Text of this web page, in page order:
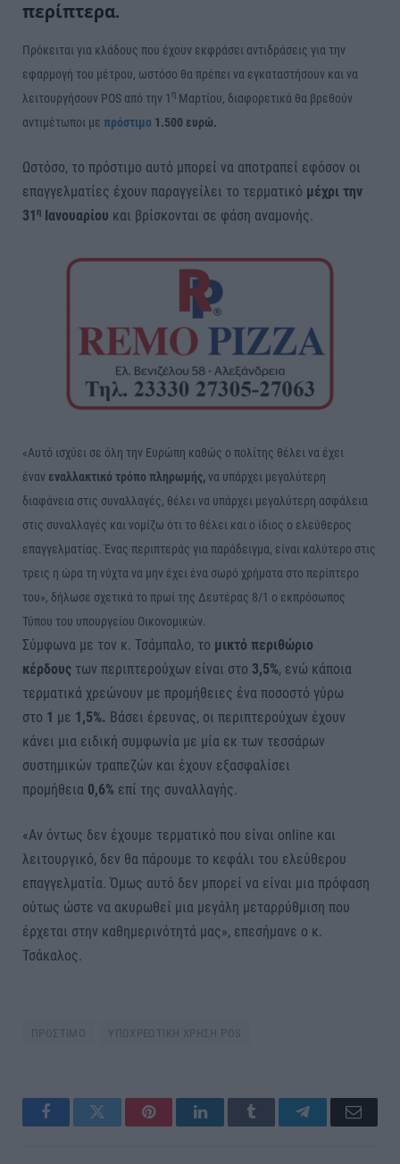
περίπτερα.
Πρόκειται για κλάδους που έχουν εκφράσει αντιδράσεις για την
εφαρμογή του μέτρου, ωστόσο θα πρέπει να εγκαταστήσουν και να
λειτουργήσουν POS από την 1 η Μαρτίου, διαφορετικά θα βρεθούν
αντιμέτωποι με πρόστιμο 1.500 ευρώ.
Ωστόσο, το πρόστιμο αυτό μπορεί να αποτραπεί εφόσον οι
επαγγελματίες έχουν παραγγείλει το τερματικό μέχρι την
31η Ιανουαρίου και βρίσκονται σε φάση αναμονής.
«Αυτό ισχύει σε όλη την Ευρώπη καθώς ο πολίτης θέλει να έχει
έναν εναλλακτικό τρόπο πληρωμής, να υπάρχει μεγαλύτερη
διαφάνεια στις συναλλαγές, θέλει να υπάρχει μεγαλύτερη ασφάλεια
στις συναλλαγές και νομίζω ότι το θέλει και ο ίδιος ο ελεύθερος
επαγγελματίας. Ένας περιπτεράς για παράδειγμα, είναι καλύτερο στις
τρεις η ώρα τη νύχτα να μην έχει ένα σωρό χρήματα στο περίπτερο
του», δήλωσε σχετικά το πρωί της Δευτέρας 8/1 ο εκπρόσωπος
Τύπου του υπουργείου Οικονομικών.
Σύμφωνα με τον κ. Τσάμπαλο, το μικτό περιθώριο
κέρδους των περιπτερούχων είναι στο 3,5%, ενώ κάποια
τερματικά χρεώνουν με προμήθειες ένα ποσοστό γύρω
στο 1 με 1,5%. Βάσει έρευνας, οι περιπτερούχων έχουν
κάνει μια ειδική συμφωνία με μία εκ των τεσσάρων
συστημικών τραπεζών και έχουν εξασφαλίσει
προμήθεια 0,6% επί της συναλλαγής.
«Αν όντως δεν έχουμε τερματικό που είναι online και
λειτουργικό, δεν θα πάρουμε το κεφάλι του ελεύθερου
επαγγελματία. Όμως αυτό δεν μπορεί να είναι μια πρόφαση
ούτως ώστε να ακυρωθεί μια μεγάλη μεταρρύθμιση που
έρχεται στην καθημερινότητά μας», επεσήμανε ο κ.
Τσάκαλος.
ΠΡΟΣΤΙΜΟ ΥΠΩΧΡΕΩΤΙΚΗ ΧΡΗΣΗ POS
FacebookTwitter PinterestLinkedInTumblr TelegramEmail